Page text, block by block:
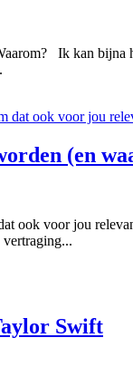
Ik kan
(en
ook voor jou
Swift